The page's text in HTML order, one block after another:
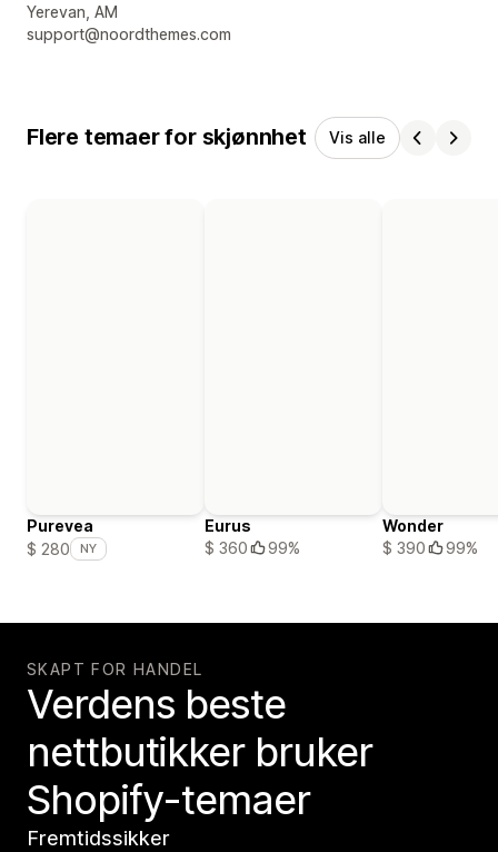
Designerens kontaktinfo
Yerevan, AM
support@noordthemes.com
Flere temaer for skjønnhet Vis alle
Purevea
$ 280
NY
Eurus
$ 360
99%
Wonder
$ 390
99%
SKAPT FOR HANDEL
Verdens beste
nettbutikker bruker
Shopify-temaer
Fremtidssikker